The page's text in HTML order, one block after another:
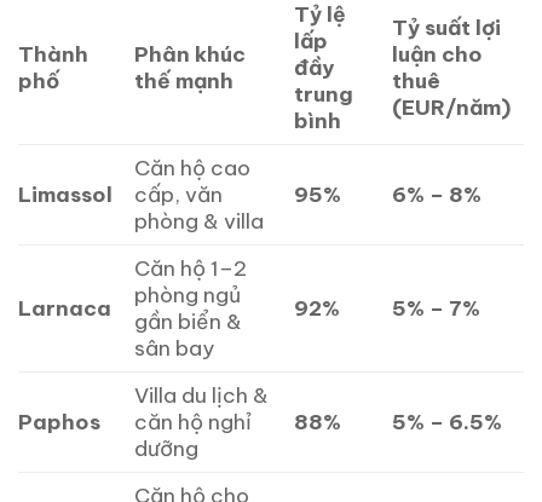
Thành
phố
Phân khúc
thế mạnh
Tỷ lệ
lấp
đầy
trung
bình
Tỷ suất lợi
luận cho
thuê
(EUR/năm)
Limassol
Căn hộ cao
cấp, văn
phòng & villa
95% 6% – 8%
Larnaca
Căn hộ 1–2
phòng ngủ
gần biển &
sân bay
92% 5% – 7%
Paphos
Villa du lịch &
căn hộ nghỉ
dưỡng
88% 5% – 6.5%
Căn hộ cho